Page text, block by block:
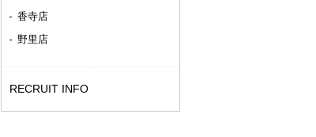
香寺店
野里店
RECRUIT INFO